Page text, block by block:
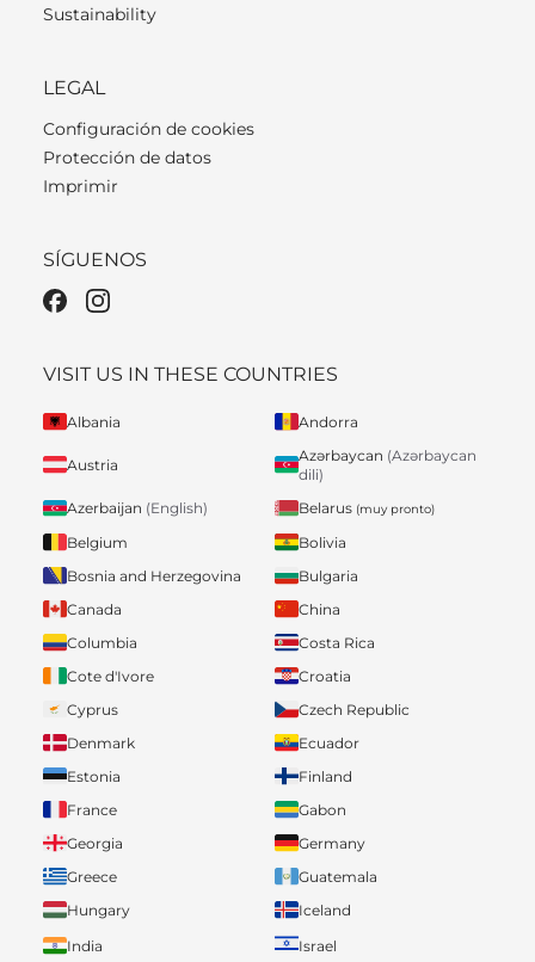
Sustainability
LEGAL
Configuración de cookies
Protección de datos
Imprimir
SÍGUENOS
VISIT US IN THESE COUNTRIES
Albania Andorra
Austria
Azərbaycan (Azərbaycan
dili)
Azerbaijan (English) Belarus (muy pronto)
Belgium
Bolivia
Bosnia and Herzegovina
Bulgaria
Canada
China
Columbia
Costa Rica
Cote d'Ivore
Croatia
Cyprus
Czech Republic
Denmark
Ecuador
Estonia
Finland
France
Gabon
Georgia
Germany
Greece
Guatemala
Hungary
Iceland
India
Israel